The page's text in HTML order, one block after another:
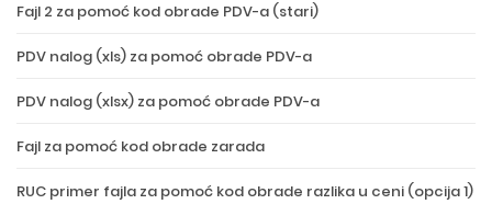
Fajl 2 za pomoć kod obrade PDV-a (stari)
PDV nalog (xls) za pomoć obrade PDV-a
PDV nalog (xlsx) za pomoć obrade PDV-a
Fajl za pomoć kod obrade zarada
RUC primer fajla za pomoć kod obrade razlika u ceni (opcija 1)